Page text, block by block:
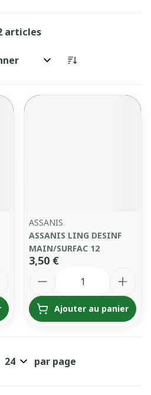
articles
ASSANIS
ASSANIS LING DESINF
MAIN/SURFAC 12
3,50 €
Ajouter au panier
par page